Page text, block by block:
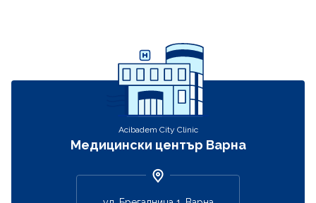
Acibadem City Clinic
Медицински център Варна